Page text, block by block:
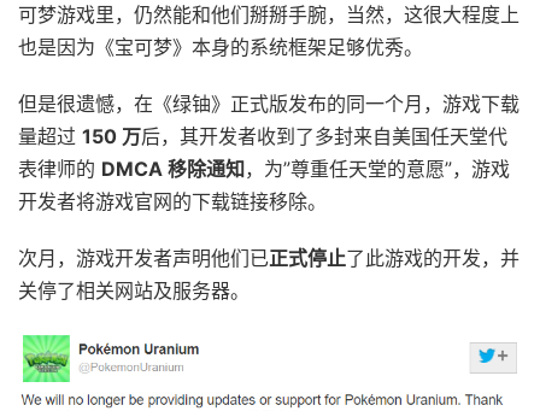
可梦游戏里，仍然能和他们掰掰手腕，当然，这很大程度上
也是因为《宝可梦》本身的系统框架足够优秀。
但是很遗憾，在《绿铀》正式版发布的同一个月，游戏下载
量超过 150 万后，其开发者收到了多封来自美国任天堂代
表律师的 DMCA 移除通知，为”尊重任天堂的意愿”，游戏
开发者将游戏官网的下载链接移除。
次月，游戏开发者声明他们已正式停止了此游戏的开发，并
关停了相关网站及服务器。